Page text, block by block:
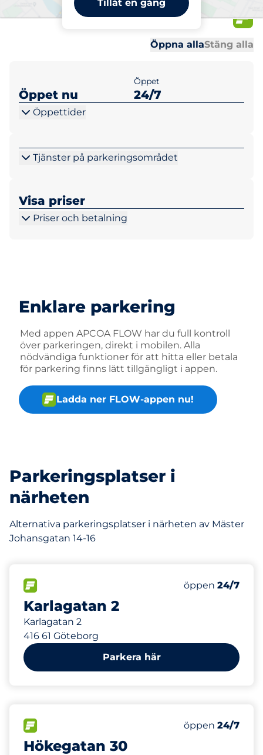
Tillåt en gång
16
Öppna allaStäng alla
Öppet nu
Öppet
24/7
Öppettider
Tjänster på parkeringsområdet
Visa priser
Priser och betalning
Enklare parkering
Med appen APCOA FLOW har du full kontroll
över parkeringen, direkt i mobilen. Alla
nödvändiga funktioner för att hitta eller betala
för parkering finns lätt tillgängligt i appen.
Ladda ner FLOW-appen nu!
Parkeringsplatser i
närheten
Alternativa parkeringsplatser i närheten av Mäster
Johansgatan 14-16
Karlagatan 2
Karlagatan 2
416 61 Göteborg
Antal
Totalt antal
Lördag
öppen 24/7
56 m
Parkera här
Hökegatan 30
Antal
Totalt antal
Lördag
öppen 24/7
264 m